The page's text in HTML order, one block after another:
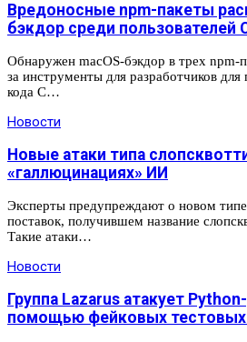
Вредоносные npm-пакеты
бэкдор среди пользователей
Обнаружен macOS-бэкдор в трех npm-
за инструменты для разработчиков для
кода C…
Новости
Новые атаки типа
«галлюцинациях» ИИ
Эксперты предупреждают о новом
поставок, получившем название
Такие атаки…
Новости
Группа Lazarus атакует
помощью фейковых тестовых